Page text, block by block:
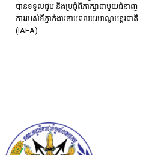
បានទទួលជួប និងប្រជុំពិភាក្សាជាមួយជំនាញ
ការរបស់ទីភ្នាក់ងារថាមពលបរមាណូអន្តរជាតិ
(IAEA)